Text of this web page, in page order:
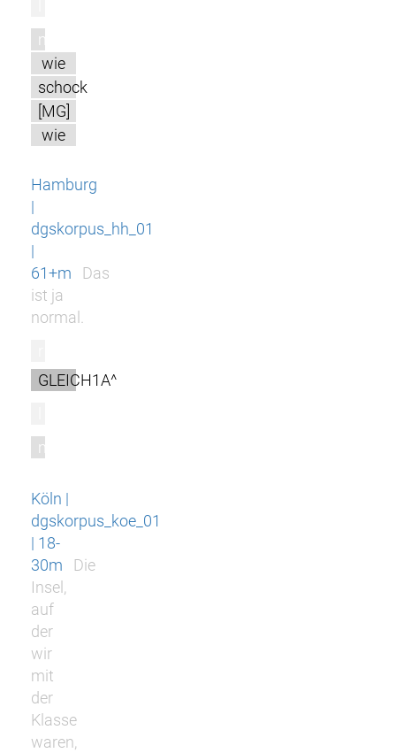
m
wie
schock
[MG]
wie
Hamburg
|
dgskorpus_hh_01
|
61+m
Das
ist ja
normal.
GLEICH1A^
m
Köln |
dgskorpus_koe_01
| 18-
30m
Die
Insel,
auf
der
wir
mit
der
Klasse
waren,